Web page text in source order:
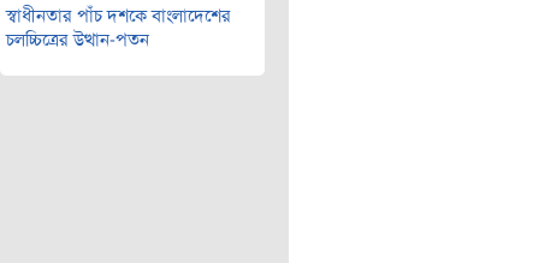
স্বাধীনতার পাঁচ দশকে বাংলাদেশের
চলচ্চিত্রের উত্থান-পতন